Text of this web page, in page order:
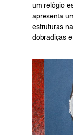
um relógio
apresenta
estruturas
dobradiças